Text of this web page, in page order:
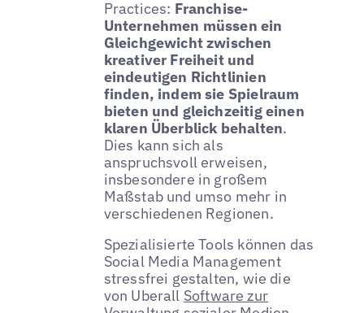
Practices: Franchise-
Unternehmen müssen ein
Gleichgewicht zwischen
kreativer Freiheit und
eindeutigen Richtlinien
finden, indem sie Spielraum
bieten und gleichzeitig einen
klaren Überblick behalten.
Dies kann sich als
anspruchsvoll erweisen,
insbesondere in großem
Maßstab und umso mehr in
verschiedenen Regionen.
Spezialisierte Tools können das
Social Media Management
stressfrei gestalten, wie die
von Uberall Software zur